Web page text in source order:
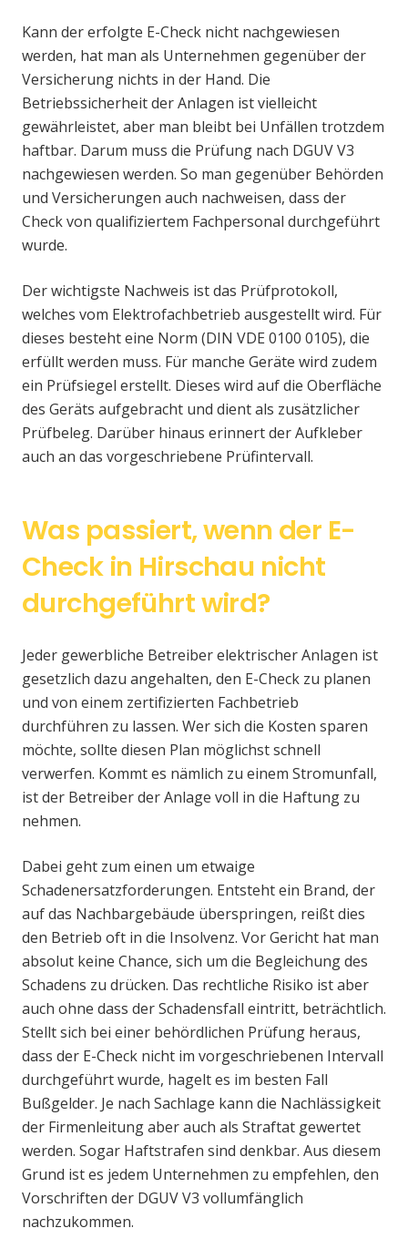
Kann der erfolgte E-Check nicht nachgewiesen
werden, hat man als Unternehmen gegenüber der
Versicherung nichts in der Hand. Die
Betriebssicherheit der Anlagen ist vielleicht
gewährleistet, aber man bleibt bei Unfällen trotzdem
haftbar. Darum muss die Prüfung nach DGUV V3
nachgewiesen werden. So man gegenüber Behörden
und Versicherungen auch nachweisen, dass der
Check von qualifiziertem Fachpersonal durchgeführt
wurde.
Der wichtigste Nachweis ist das Prüfprotokoll,
welches vom Elektrofachbetrieb ausgestellt wird. Für
dieses besteht eine Norm (DIN VDE 0100 0105), die
erfüllt werden muss. Für manche Geräte wird zudem
ein Prüfsiegel erstellt. Dieses wird auf die Oberfläche
des Geräts aufgebracht und dient als zusätzlicher
Prüfbeleg. Darüber hinaus erinnert der Aufkleber
auch an das vorgeschriebene Prüfintervall.
Was passiert, wenn der E-
Check in Hirschau nicht
durchgeführt wird?
Jeder gewerbliche Betreiber elektrischer Anlagen ist
gesetzlich dazu angehalten, den E-Check zu planen
und von einem zertifizierten Fachbetrieb
durchführen zu lassen. Wer sich die Kosten sparen
möchte, sollte diesen Plan möglichst schnell
verwerfen. Kommt es nämlich zu einem Stromunfall,
ist der Betreiber der Anlage voll in die Haftung zu
nehmen.
Dabei geht zum einen um etwaige
Schadenersatzforderungen. Entsteht ein Brand, der
auf das Nachbargebäude überspringen, reißt dies
den Betrieb oft in die Insolvenz. Vor Gericht hat man
absolut keine Chance, sich um die Begleichung des
Schadens zu drücken. Das rechtliche Risiko ist aber
auch ohne dass der Schadensfall eintritt, beträchtlich.
Stellt sich bei einer behördlichen Prüfung heraus,
dass der E-Check nicht im vorgeschriebenen Intervall
durchgeführt wurde, hagelt es im besten Fall
Bußgelder. Je nach Sachlage kann die Nachlässigkeit
der Firmenleitung aber auch als Straftat gewertet
werden. Sogar Haftstrafen sind denkbar. Aus diesem
Grund ist es jedem Unternehmen zu empfehlen, den
Vorschriften der DGUV V3 vollumfänglich
nachzukommen.